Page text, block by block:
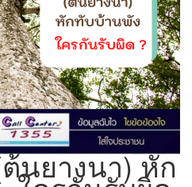
นยางนา) หัก